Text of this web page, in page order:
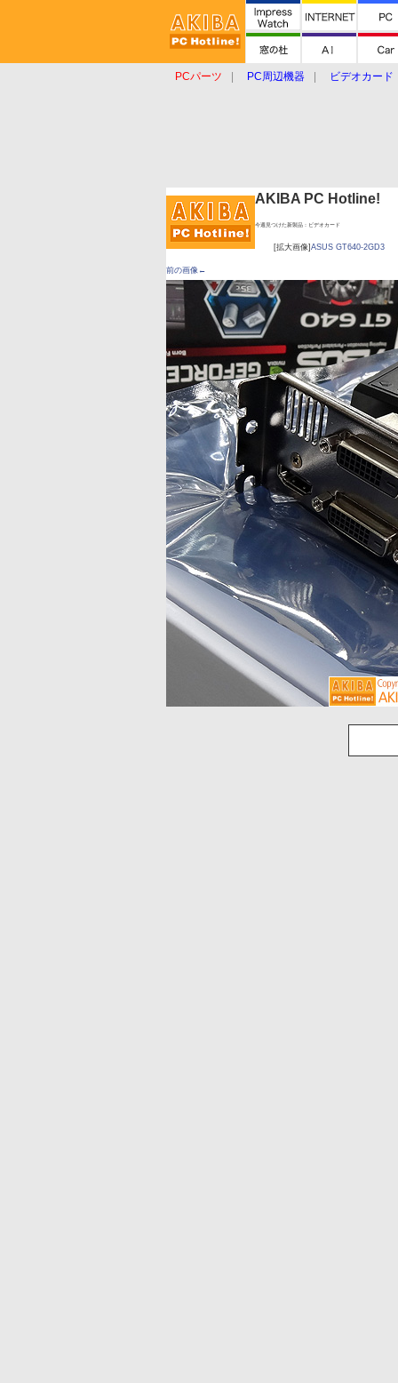
PCパーツ PC周辺機器
ビデオカード
AKIBA PC Hotline!
今週見つけた新製品：ビデオカード
[拡大画像] ASUS GT640-2GD3
前の画像←